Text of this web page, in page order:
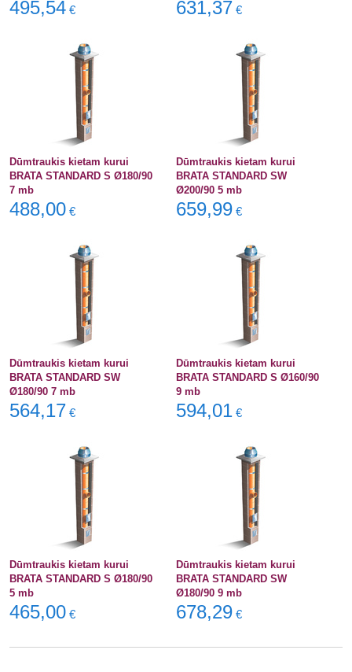
495,54 € 631,37 €
Dūmtraukis kietam kurui
BRATA STANDARD S Ø180/90
7 mb
488,00 €
Dūmtraukis kietam kurui
BRATA STANDARD SW
Ø200/90 5 mb
659,99 €
Dūmtraukis kietam kurui
BRATA STANDARD SW
Ø180/90 7 mb
564,17 €
Dūmtraukis kietam kurui
BRATA STANDARD S Ø160/90
9 mb
594,01 €
Dūmtraukis kietam kurui
BRATA STANDARD S Ø180/90
5 mb
465,00 €
Dūmtraukis kietam kurui
BRATA STANDARD SW
Ø180/90 9 mb
678,29 €